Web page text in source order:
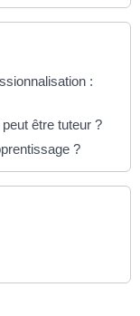
:
être tuteur ?
?